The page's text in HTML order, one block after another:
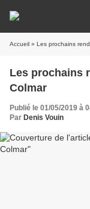
Accueil » Les prochains
Les prochains
Colmar
Publié le 01/05/2019 à
Par Denis Vouin